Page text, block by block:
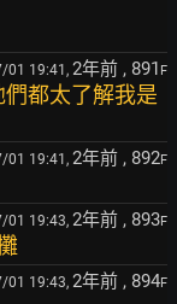
01 19:41, 2年前 , 891 F
都太了解我是
01 19:41, 2年前 , 892F
01 19:43, 2年前 , 893F
01 19:43, 2年前 , 894F